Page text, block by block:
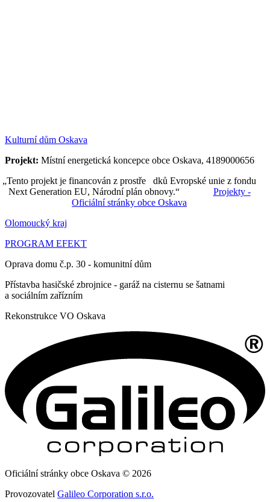
Kulturní dům Oskava
Projekt: Místní energetická koncepce obce Oskava, 4189000656
„Tento projekt je financován z prostře dků Evropské unie z fondu
Next Generation EU, Národní plán obnovy.“ Projekty -
Oficiální stránky obce Oskava
Olomoucký kraj
PROGRAM EFEKT
Oprava domu č.p. 30 - komunitní dům
Přístavba hasičské zbrojnice - garáž na cisternu se šatnami
a sociálním zařízním
Rekonstrukce VO Oskava
Oficiální stránky obce Oskava © 2026
Provozovatel Galileo Corporation s.r.o.